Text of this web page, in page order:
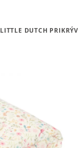
LITTLE DUTCH